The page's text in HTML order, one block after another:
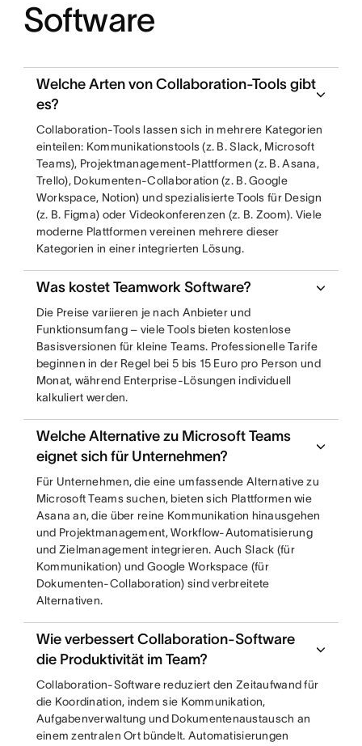
Software
Welche Arten von Collaboration-Tools gibt
es?
Collaboration-Tools lassen sich in mehrere Kategorien
einteilen: Kommunikationstools (z. B. Slack, Microsoft
Teams), Projektmanagement-Plattformen (z. B. Asana,
Trello), Dokumenten-Collaboration (z. B. Google
Workspace, Notion) und spezialisierte Tools für Design
(z. B. Figma) oder Videokonferenzen (z. B. Zoom). Viele
moderne Plattformen vereinen mehrere dieser
Kategorien in einer integrierten Lösung.
Was kostet Teamwork Software?
Die Preise variieren je nach Anbieter und
Funktionsumfang – viele Tools bieten kostenlose
Basisversionen für kleine Teams. Professionelle Tarife
beginnen in der Regel bei 5 bis 15 Euro pro Person und
Monat, während Enterprise-Lösungen individuell
kalkuliert werden.
Welche Alternative zu Microsoft Teams
eignet sich für Unternehmen?
Für Unternehmen, die eine umfassende Alternative zu
Microsoft Teams suchen, bieten sich Plattformen wie
Asana an, die über reine Kommunikation hinausgehen
und Projektmanagement, Workflow-Automatisierung
und Zielmanagement integrieren. Auch Slack (für
Kommunikation) und Google Workspace (für
Dokumenten-Collaboration) sind verbreitete
Alternativen.
Wie verbessert Collaboration-Software
die Produktivität im Team?
Collaboration-Software reduziert den Zeitaufwand für
die Koordination, indem sie Kommunikation,
Aufgabenverwaltung und Dokumentenaustausch an
einem zentralen Ort bündelt. Automatisierungen